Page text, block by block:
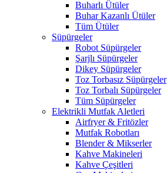
Buharlı Ütüler
Buhar Kazanlı Ütüler
Tüm Ütüler
Süpürgeler
Robot Süpürgeler
Şarjlı Süpürgeler
Dikey Süpürgeler
Toz Torbasız Süpürgeler
Toz Torbalı Süpürgeler
Tüm Süpürgeler
Elektrikli Mutfak Aletleri
Airfryer & Fritözler
Mutfak Robotları
Blender & Mikserler
Kahve Makineleri
Kahve Çeşitleri